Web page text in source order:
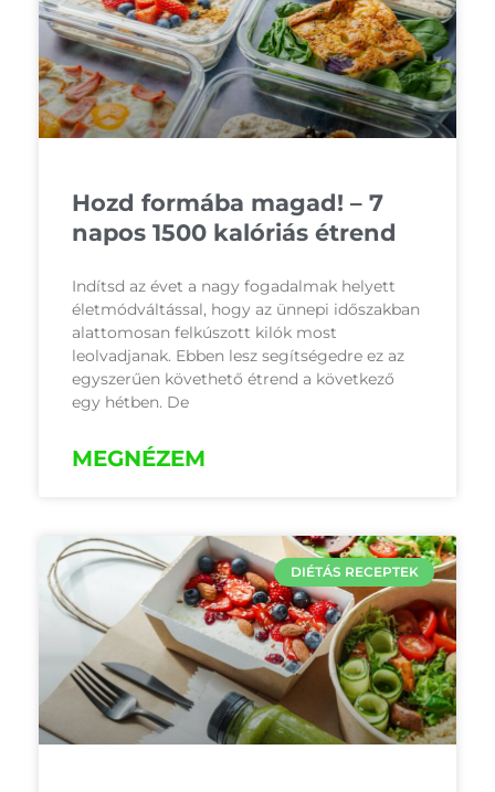
Hozd formába magad! – 7
napos 1500 kalóriás étrend
Indítsd az évet a nagy fogadalmak helyett
életmódváltással, hogy az ünnepi időszakban
alattomosan felkúszott kilók most
leolvadjanak. Ebben lesz segítségedre ez az
egyszerűen követhető étrend a következő
egy hétben. De
MEGNÉZEM
DIÉTÁS RECEPTEK